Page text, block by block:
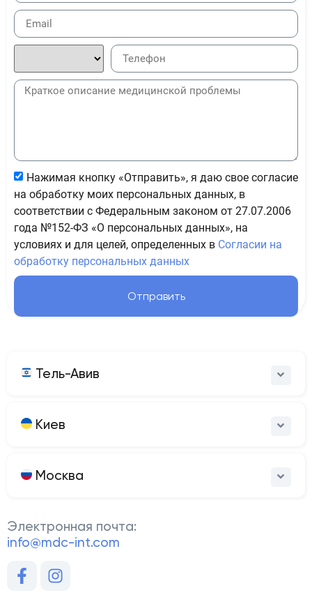
Нажимая кнопку «Отправить», я даю свое согласие
на обработку моих персональных данных, в
соответствии с Федеральным законом от 27.07.2006
года №152-ФЗ «О персональных данных», на
условиях и для целей, определенных в Согласии на
обработку персональных данных
Отправить
Тель-Авив
Киев
Москва
Электронная почта:
info@mdc-int.com